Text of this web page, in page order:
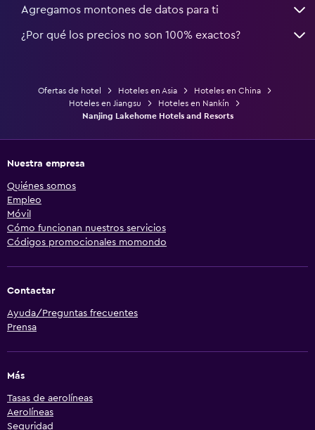
Agregamos montones de datos para ti
¿Por qué los precios no son 100% exactos?
Ofertas de hotel Hoteles en Asia
Hoteles en China
Hoteles en Jiangsu
Hoteles en Nankín
Nanjing Lakehome Hotels and Resorts
Nuestra empresa
Quiénes somos
Empleo
Móvil
Cómo funcionan nuestros servicios
Códigos promocionales momondo
Contactar
Ayuda/Preguntas frecuentes
Prensa
Más
Tasas de aerolíneas
Aerolíneas
Seguridad